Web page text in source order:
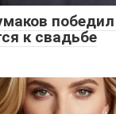
к свадьбе